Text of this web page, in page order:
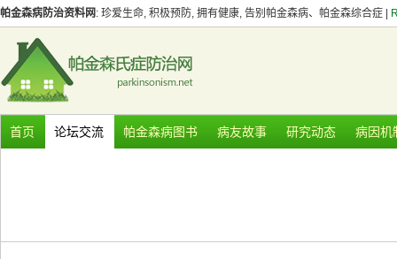
帕金森病防治资料网 : 珍爱生命, 积极预防, 拥有健康, 告别帕金森病、帕金森综合症 |
首页 论坛交流 帕金森病图书 病友故事 研究动态 病因机